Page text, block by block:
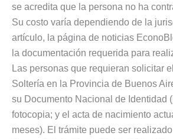
se acredita que la persona no ha
Su costo varía dependiendo de la
artículo, la página de noticias
la documentación requerida para
Las personas que requieran solicitar
Soltería en la Provincia de Buenos
su Documento Nacional de Identidad
fotocopia; y el acta de nacimiento
meses). El trámite puede ser